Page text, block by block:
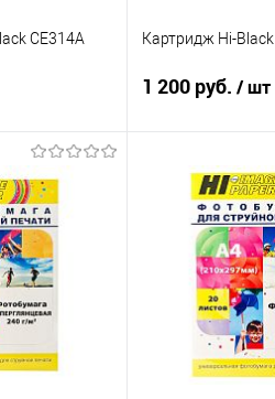
CE314A
Сравнение
В наличии
Картридж Hi-
1 200 руб. / шт
Купить в 1 клик
В избранное